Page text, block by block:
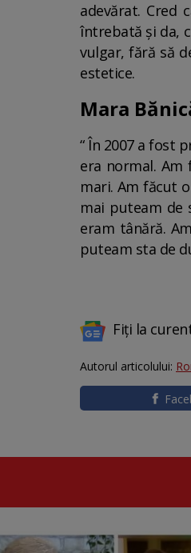
adevărat. Cred
întrebată și da,
vulgar, fără să
estetice.
Mara
“ În 2007 a fost
era normal. Am
mari. Am făcut
mai puteam de
eram tânără.
puteam sta de
Fiți la
Autorul articolului: